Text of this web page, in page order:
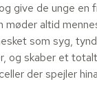
give de unge en
altid
som syg,
og skaber et
der spejler